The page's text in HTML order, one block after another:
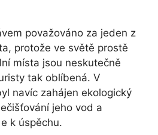
považováno za jeden z
protože ve světě prostě
místa jsou neskutečně
tak oblíbená. V
navíc zahájen ekologický
jeho vod a
k úspěchu.